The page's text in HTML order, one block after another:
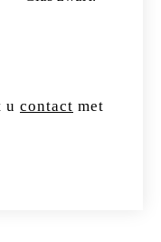
u contact met